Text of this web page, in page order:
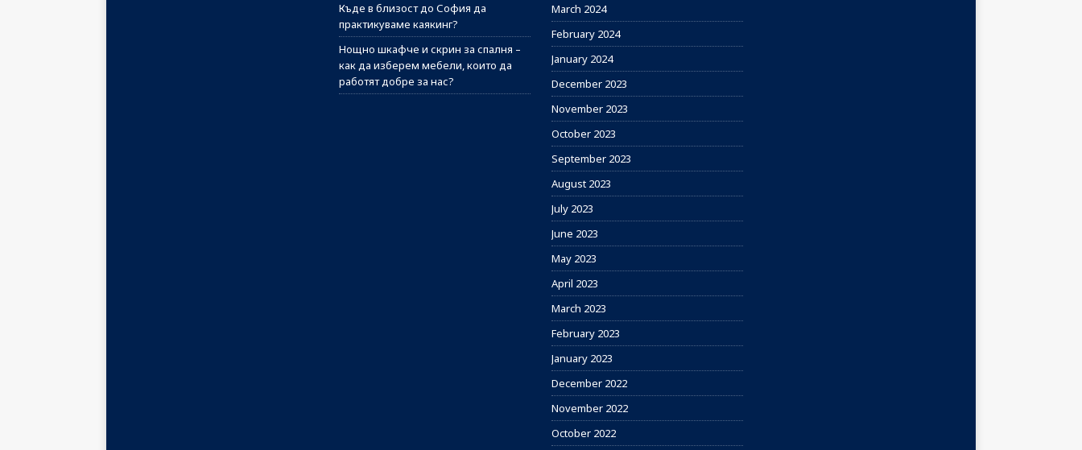
Къде в близост до София да
практикуваме каякинг?
Нощно шкафче и скрин за спалня –
как да изберем мебели, които да
работят добре за нас?
March 2024
February 2024
January 2024
December 2023
November 2023
October 2023
September 2023
August 2023
July 2023
June 2023
May 2023
April 2023
March 2023
February 2023
January 2023
December 2022
November 2022
October 2022